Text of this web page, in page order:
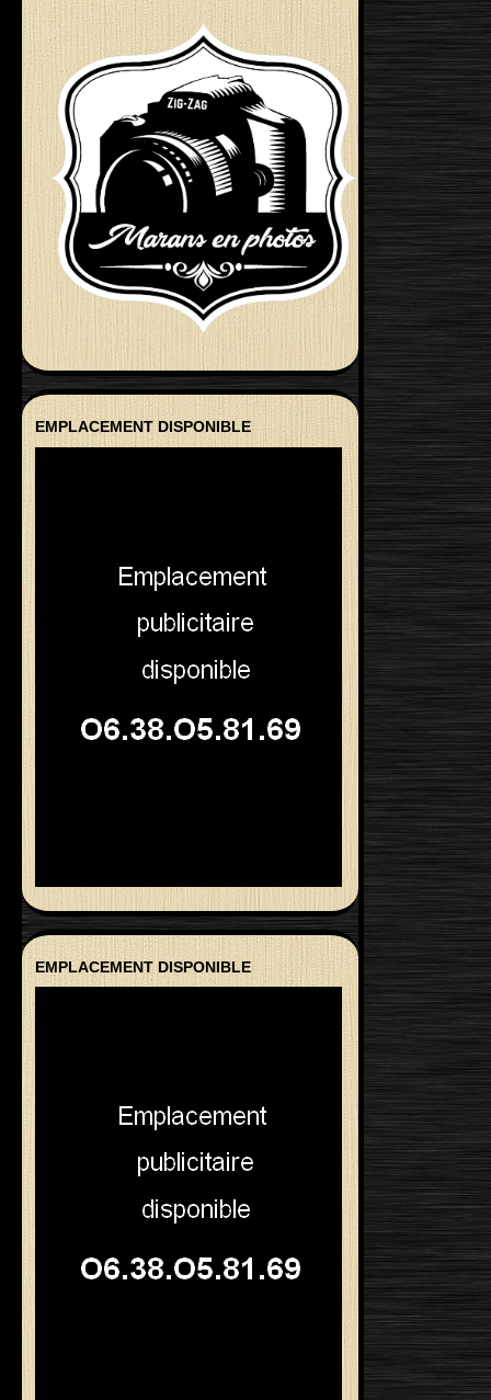
EMPLACEMENT DISPONIBLE
EMPLACEMENT DISPONIBLE